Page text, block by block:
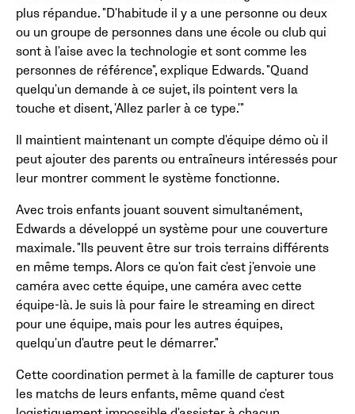
plus répandue. "D'habitude il y a une personne ou deux
ou un groupe de personnes dans une école ou club qui
sont à l'aise avec la technologie et sont comme les
personnes de référence", explique Edwards. "Quand
quelqu'un demande à ce sujet, ils pointent vers la
touche et disent, 'Allez parler à ce type.'"
Il maintient maintenant un compte d'équipe démo où il
peut ajouter des parents ou entraîneurs intéressés pour
leur montrer comment le système fonctionne.
Avec trois enfants jouant souvent simultanément,
Edwards a développé un système pour une couverture
maximale. "Ils peuvent être sur trois terrains différents
en même temps. Alors ce qu'on fait c'est j'envoie une
caméra avec cette équipe, une caméra avec cette
équipe-là. Je suis là pour faire le streaming en direct
pour une équipe, mais pour les autres équipes,
quelqu'un d'autre peut le démarrer."
Cette coordination permet à la famille de capturer tous
les matchs de leurs enfants, même quand c'est